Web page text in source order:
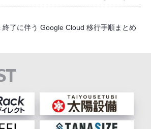
終了に伴う Google Cloud 移行手順まとめ